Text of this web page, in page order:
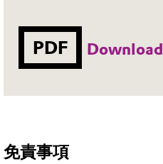
PDF Download
免責事項